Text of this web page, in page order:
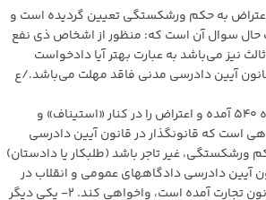
در موارد ۵۳۶-۵۳۷-۵۳۸ مهلت‌های خاصی برای اعتراض به حکم ورشکستگی تعیین گردیده است و
حال سوال آن است که: منظور از اشخاص ذی نفع
نیز می‌باشد به عبارت بهتر آیا دادخواست
اولا، کلمه «اعتراض» در مواد ۵۳۶ ، ۵۳۷ و ۵۴۰ قانون تجارت توجهاً به قرینه ای که در ماده ۵۴۰ آمده و اعتراض را در کنار «استیناف» و
مواد، همان واخواهی است که قانونگذار در قانون آیین دادرسی
غیر تاجر باشد (طلبکار یا دادستان)
آیین دادرسی دادگاههای عمومی و انقلاب در
امور مدنی، از حکم ورشکستگی یا حکم راجع به تاریخ توقف، در مهلتی که در ماده ۵۳۷ قانون تجارت آمده است، واخواهی کند. ۲- یکی دیگر